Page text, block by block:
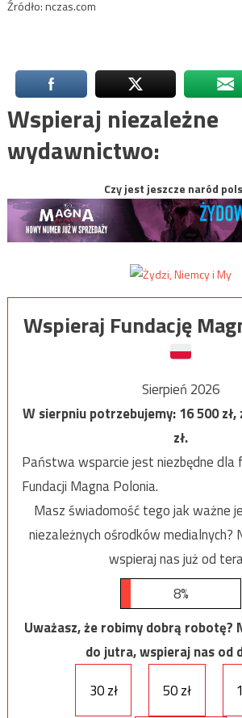
Źródło: nczas.com
Wspieraj niezależne
wydawnictwo:
Czy jest jeszcze naród
Wspieraj Fundację
Sierpień 2026
W sierpniu potrzebujemy:16 500
zł.
Państwa wsparcie jest niezbędne dla
Fundacji Magna Polonia.
Masz świadomość tego jak ważne
niezależnych ośrodków medialnych?
wspieraj nas już od
8%
Uważasz, że robimy dobrą robotę?
do jutra, wspieraj nas od
30 zł
50 zł